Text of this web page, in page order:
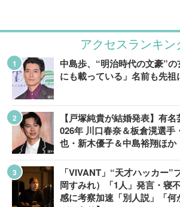
アクセスランキン
中島歩、“明治時代の文豪”
にも載っている」名前も先祖
【戸塚純貴が結婚発表】有
026年 川口春奈＆板倉滉選手
也・新木優子＆中島裕翔ほか
「VIVANT」“天才ハッカー
岡すみれ）「1人」発言・寝
感に考察加速「別人説」「何